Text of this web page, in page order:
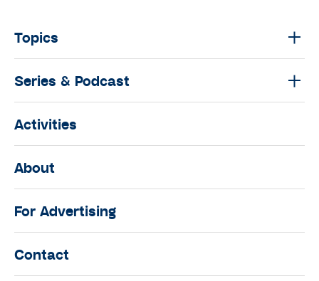
Topics
Series & Podcast
Activities
About
For Advertising
Contact